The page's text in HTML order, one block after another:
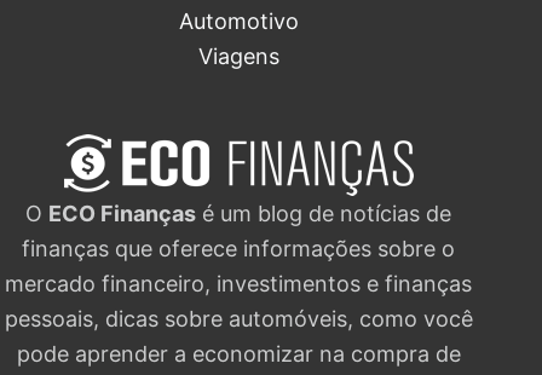
Automotivo
Viagens
O ECO Finanças é um blog de notícias de
finanças que oferece informações sobre o
mercado financeiro, investimentos e finanças
pessoais, dicas sobre automóveis, como você
pode aprender a economizar na compra de